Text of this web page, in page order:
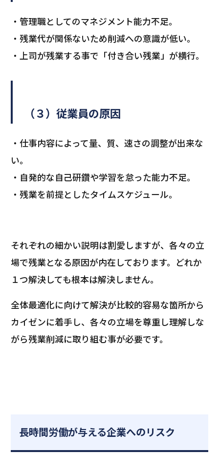
・管理職としてのマネジメント能力不足。
・残業代が関係ないため削減への意識が低い。
・上司が残業する事で「付き合い残業」が横行。
（３）従業員の原因
・仕事内容によって量、質、速さの調整が出来な
い。
・自発的な自己研鑽や学習を怠った能力不足。
・残業を前提としたタイムスケジュール。
それぞれの細かい説明は割愛しますが、各々の立
場で残業となる原因が内在しております。どれか
１つ解決しても根本は解決しません。
全体最適化に向けて解決が比較的容易な箇所から
カイゼンに着手し、各々の立場を尊重し理解しな
がら残業削減に取り組む事が必要です。
長時間労働が与える企業へのリスク